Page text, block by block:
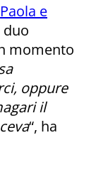
Paola e
duo
momento
oppure
il
“, ha